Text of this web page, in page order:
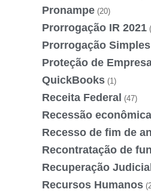
Pronampe (20)
Prorrogação IR 2021
Prorrogação
Proteção de
QuickBooks (1)
Receita Federal (47)
Recessão econômica
Recesso de fim de
Recontratação de
Recuperação Judicial
Recursos Humanos